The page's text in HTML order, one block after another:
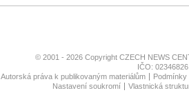
© 2001 - 2026 Copyright CZECH NEWS
IČO:
Autorská práva k publikovaným materiálům
Nastavení soukromí
Vlastnická